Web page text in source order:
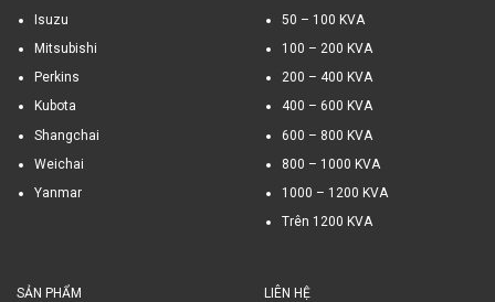
Isuzu
Mitsubishi
Perkins
Kubota
Shangchai
Weichai
Yanmar
50 – 100 KVA
100 – 200 KVA
200 – 400 KVA
400 – 600 KVA
600 – 800 KVA
800 – 1000 KVA
1000 – 1200 KVA
Trên 1200 KVA
SẢN PHẨM LIÊN HỆ